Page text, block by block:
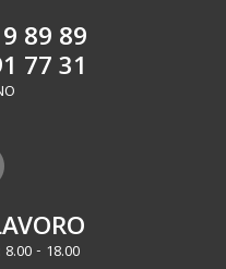
89 89
77 31
8.00 - 18.00